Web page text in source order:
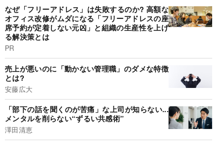
なぜ「フリーアドレス」は失敗するのか? 高額な
オフィス改修がムダになる「フリーアドレスの座
席予約が定着しない元凶」と組織の生産性を上げ
る解決策とは
PR
売上が悪いのに「動かない管理職」のダメな特徴
とは?
安藤広大
「部下の話を聞くのが苦痛」な上司が知らない...
メンタルを削らない“ずるい共感術”
澤田清恵